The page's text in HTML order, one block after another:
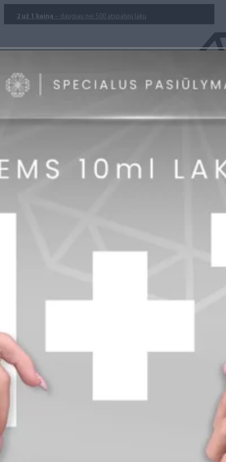
2 už 1 kainą – daugiau nei 500 atspalvių lakų
info@diamondline.lt
Prisijungti